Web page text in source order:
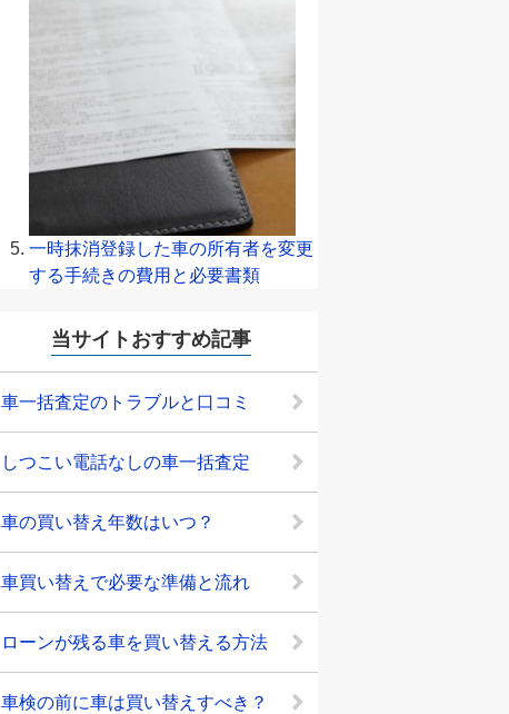
一時抹消登録した車の所有者を変更
する手続きの費用と必要書類
当サイトおすすめ記事
車一括査定のトラブルと口コミ
しつこい電話なしの車一括査定
車の買い替え年数はいつ？
車買い替えで必要な準備と流れ
ローンが残る車を買い替える方法
車検の前に車は買い替えすべき？